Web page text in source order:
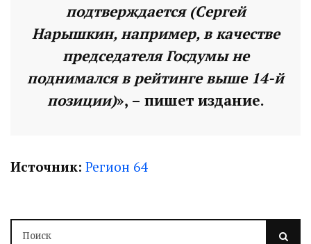
подтверждается (Сергей
Нарышкин, например, в качестве
председателя Госдумы не
поднимался в рейтинге выше 14-й
позиции)», – пишет издание.
Источник: Регион 64